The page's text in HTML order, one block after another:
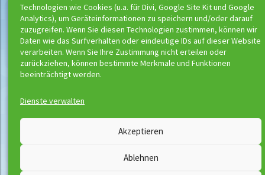
Technologien wie Cookies (u.a. für Divi, Google Site Kit und Google
Analytics), um Geräteinformationen zu speichern und/oder darauf
zuzugreifen. Wenn Sie diesen Technologien zustimmen, können wir
Daten wie das Surfverhalten oder eindeutige IDs auf dieser Website
verarbeiten. Wenn Sie Ihre Zustimmung nicht erteilen oder
zurückziehen, können bestimmte Merkmale und Funktionen
beeinträchtigt werden.
Dienste verwalten
Akzeptieren
Ablehnen
Neueste Beiträge
Buchungsstart der neuen Kurse
Richtig schwimmen kann man erst ab
Bronze
Impressum
Disclaimer